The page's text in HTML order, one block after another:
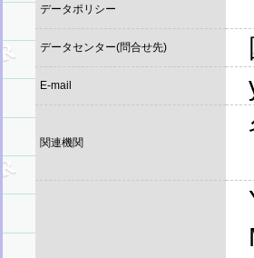
データポリシー
データセンター(問合せ先)
E-mail
関連機関